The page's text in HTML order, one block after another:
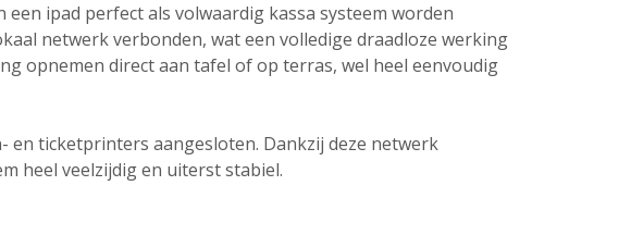
ipad perfect als volwaardig kassa systeem worden
netwerk verbonden, wat een volledige draadloze werking
opnemen direct aan tafel of op terras, wel heel eenvoudig
en ticketprinters aangesloten. Dankzij deze netwerk
heel veelzijdig en uiterst stabiel.